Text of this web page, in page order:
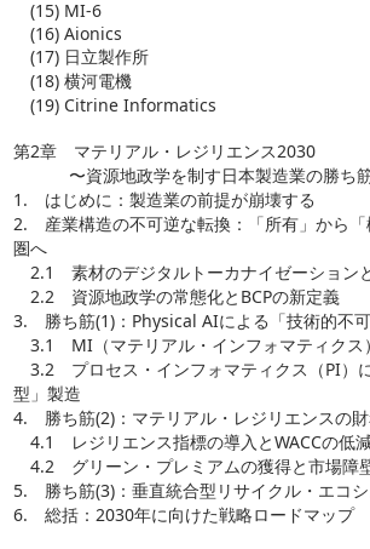
(15) MI-6
(16) Aionics
(17) 日立製作所
(18) 横河電機
(19) Citrine Informatics
第2章 マテリアル・レジリエンス2030
〜資源地政学を制す日本製造業の勝ち
1. はじめに：製造業の前提が崩壊する
2. 産業構造の不可逆な転換：「所有」から「
圏へ
2.1 素材のデジタルトーカナイゼーション
2.2 資源地政学の常態化とBCPの新定義
3. 勝ち筋(1)：Physical AIによる「技術的不
3.1 MI（マテリアル・インフォマティクス
3.2 プロセス・インフォマティクス（PI）
型」製造
4. 勝ち筋(2)：マテリアル・レジリエンスの
4.1 レジリエンス指標の導入とWACCの低
4.2 グリーン・プレミアムの獲得と市場障
5. 勝ち筋(3)：垂直統合型リサイクル・エコ
6. 総括：2030年に向けた戦略ロードマップ